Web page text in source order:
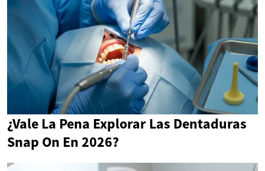
¿Vale La Pena Explorar Las Dentaduras
Snap On En 2026?